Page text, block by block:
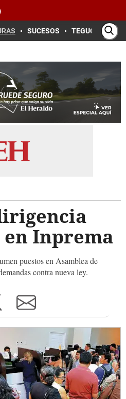
SUCESOS TEGUCIGALPA
Inprema
puestos en Asamblea de
contra nueva ley.